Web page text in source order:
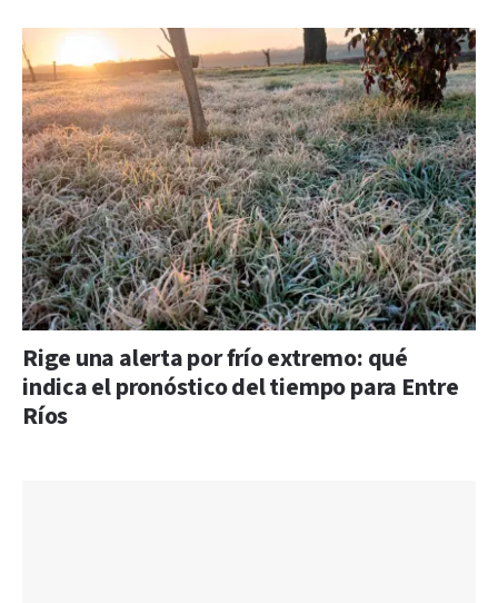
Rige una alerta por frío extremo: qué
indica el pronóstico del tiempo para Entre
Ríos